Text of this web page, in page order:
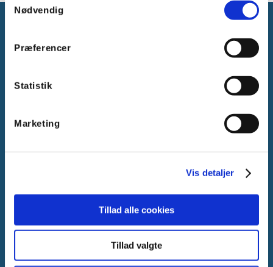
Nødvendig
Præferencer
Statistik
Marketing
Vis detaljer
Tillad alle cookies
Tillad valgte
Gammelager 15